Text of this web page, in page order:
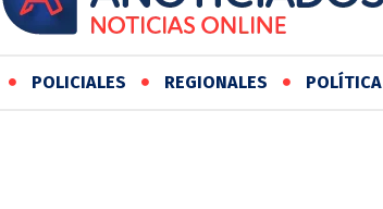
POLICIALES REGIONALES POLÍTICA